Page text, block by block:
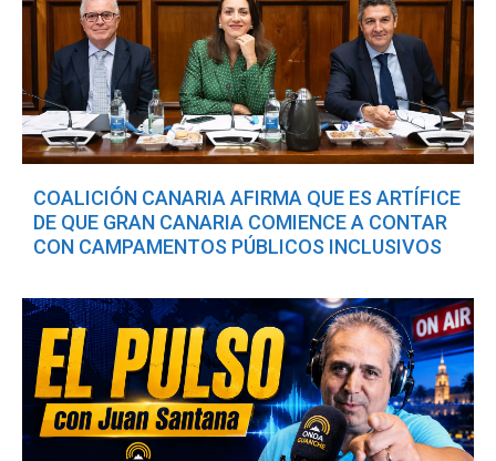
COALICIÓN CANARIA AFIRMA QUE ES ARTÍFICE
DE QUE GRAN CANARIA COMIENCE A CONTAR
CON CAMPAMENTOS PÚBLICOS INCLUSIVOS